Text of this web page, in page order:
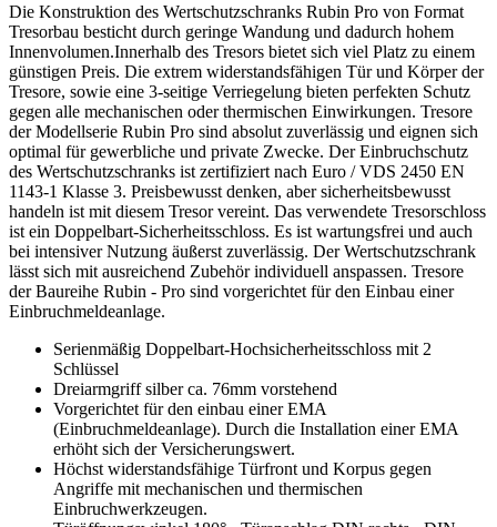
Die Konstruktion des Wertschutzschranks Rubin Pro von Format
Tresorbau besticht durch geringe Wandung und dadurch hohem
Innenvolumen.Innerhalb des Tresors bietet sich viel Platz zu einem
günstigen Preis. Die extrem widerstandsfähigen Tür und Körper der
Tresore, sowie eine 3-seitige Verriegelung bieten perfekten Schutz
gegen alle mechanischen oder thermischen Einwirkungen. Tresore
der Modellserie Rubin Pro sind absolut zuverlässig und eignen sich
optimal für gewerbliche und private Zwecke. Der Einbruchschutz
des Wertschutzschranks ist zertifiziert nach Euro / VDS 2450 EN
1143-1 Klasse 3. Preisbewusst denken, aber sicherheitsbewusst
handeln ist mit diesem Tresor vereint. Das verwendete Tresorschloss
ist ein Doppelbart-Sicherheitsschloss. Es ist wartungsfrei und auch
bei intensiver Nutzung äußerst zuverlässig. Der Wertschutzschrank
lässt sich mit ausreichend Zubehör individuell anspassen. Tresore
der Baureihe Rubin - Pro sind vorgerichtet für den Einbau einer
Einbruchmeldeanlage.
Serienmäßig Doppelbart-Hochsicherheitsschloss mit 2
Schlüssel
Dreiarmgriff silber ca. 76mm vorstehend
Vorgerichtet für den einbau einer EMA
(Einbruchmeldeanlage). Durch die Installation einer EMA
erhöht sich der Versicherungswert.
Höchst widerstandsfähige Türfront und Korpus gegen
Angriffe mit mechanischen und thermischen
Einbruchwerkzeugen.